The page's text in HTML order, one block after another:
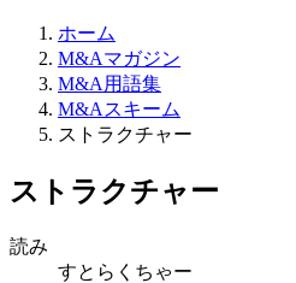
ホーム
M&Aマガジン
M&A用語集
M&Aスキーム
ストラクチャー
ストラクチャー
読み
すとらくちゃー